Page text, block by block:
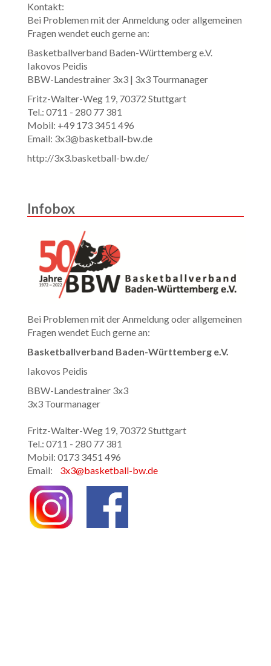
Kontakt:
Bei Problemen mit der Anmeldung oder allgemeinen
Fragen wendet euch gerne an:
Basketballverband Baden-Württemberg e.V.
Iakovos Peidis
BBW-Landestrainer 3x3 | 3x3 Tourmanager
Fritz-Walter-Weg 19, 70372 Stuttgart
Tel.: 0711 - 280 77 381
Mobil: +49 173 3451 496
Email: 3x3@basketball-bw.de
http://3x3.basketball-bw.de/
Infobox
Bei Problemen mit der Anmeldung oder allgemeinen
Fragen wendet Euch gerne an:
Basketballverband Baden-Württemberg e.V.
Iakovos Peidis
BBW-Landestrainer 3x3
3x3 Tourmanager
Fritz-Walter-Weg 19, 70372 Stuttgart
Tel.: 0711 - 280 77 381
Mobil: 0173 3451 496
Email: 3x3@basketball-bw.de